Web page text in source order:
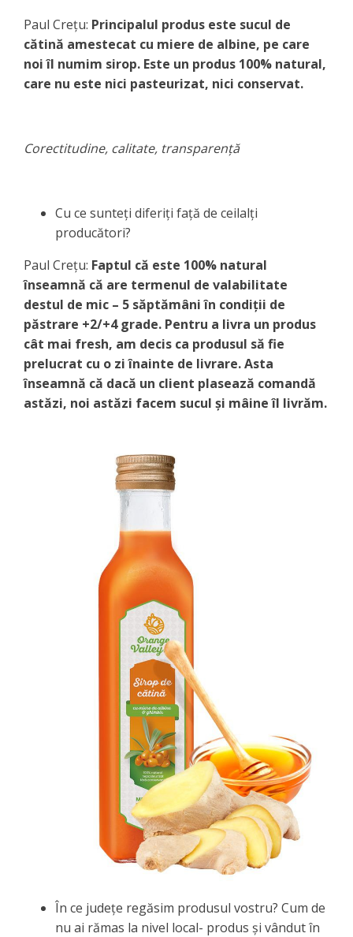
Paul Creţu: Principalul produs este sucul de
cătină amestecat cu miere de albine, pe care
noi îl numim sirop. Este un produs 100% natural,
care nu este nici pasteurizat, nici conservat.
Corectitudine, calitate, transparență
Cu ce sunteţi diferiţi faţă de ceilalţi
producători?
Paul Creţu: Faptul că este 100% natural
înseamnă că are termenul de valabilitate
destul de mic – 5 săptămâni în condiţii de
păstrare +2/+4 grade. Pentru a livra un produs
cât mai fresh, am decis ca produsul să fie
prelucrat cu o zi înainte de livrare. Asta
înseamnă că dacă un client plasează comandă
astăzi, noi astăzi facem sucul şi mâine îl livrăm.
În ce judeţe regăsim produsul vostru? Cum de
nu ai rămas la nivel local- produs și vândut în